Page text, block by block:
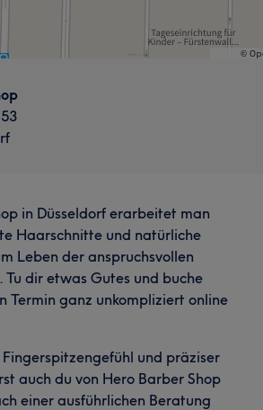
in Düsseldorf erarbeitet man
Haarschnitte und natürliche
Leben der anspruchsvollen
Tu dir etwas Gutes und buche
Termin ganz unkompliziert online
und präziser
auch du von Hero Barber Shop
einer ausführlichen Beratung